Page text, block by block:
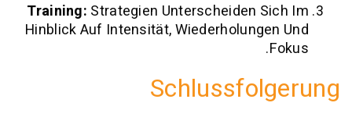
Training: Strategien Unterscheiden
Hinblick Auf Intensität,